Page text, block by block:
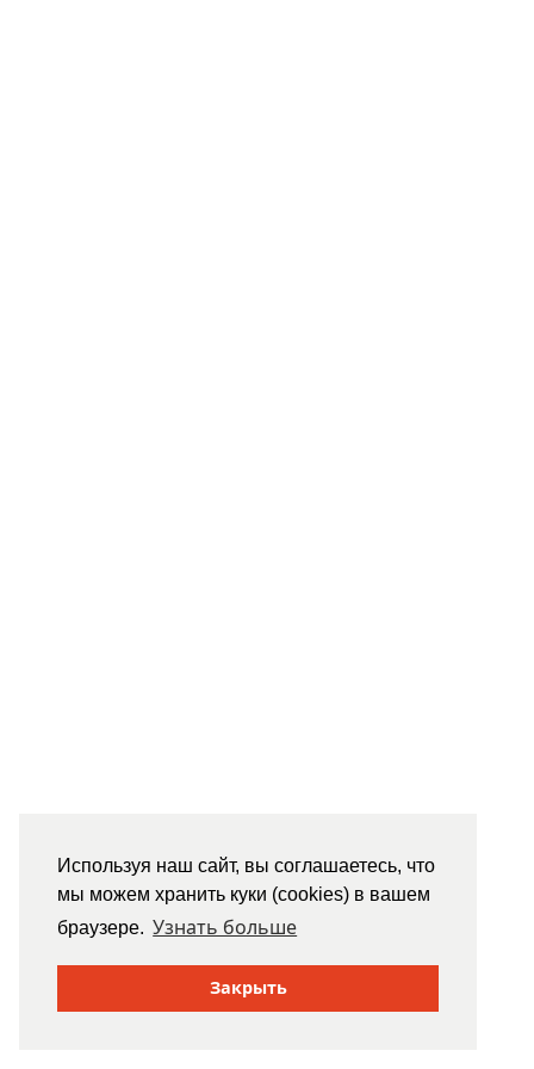
Используя наш сайт, вы соглашаетесь, что
мы можем хранить куки (cookies) в вашем
браузере. Узнать больше
Закрыть